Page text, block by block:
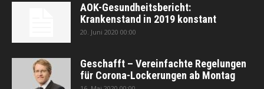
AOK-Gesundheitsbericht:
Krankenstand in 2019 konstant
20. Juni 2020 00:00
Geschafft – Vereinfachte Regelungen
für Corona-Lockerungen ab Montag